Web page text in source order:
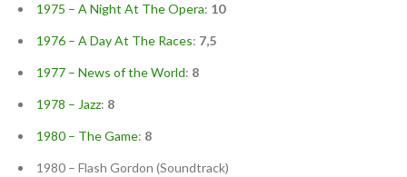
1975 – A Night At The Opera: 10
1976 – A Day At The Races: 7,5
1977 – News of the World: 8
1978 – Jazz: 8
1980 – The Game: 8
1980 – Flash Gordon (Soundtrack)